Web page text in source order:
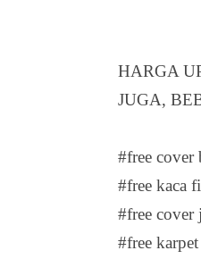
HARGA
JUGA,
#free cover
#free kaca
#free cover
#free karpet